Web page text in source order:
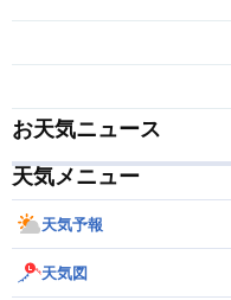
お天気ニュース
天気メニュー
天気予報
天気図